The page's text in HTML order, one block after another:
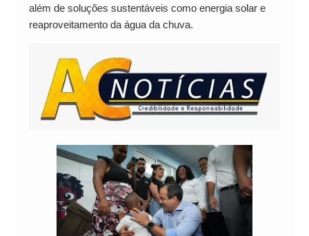
além de soluções sustentáveis como energia solar e
reaproveitamento da água da chuva.